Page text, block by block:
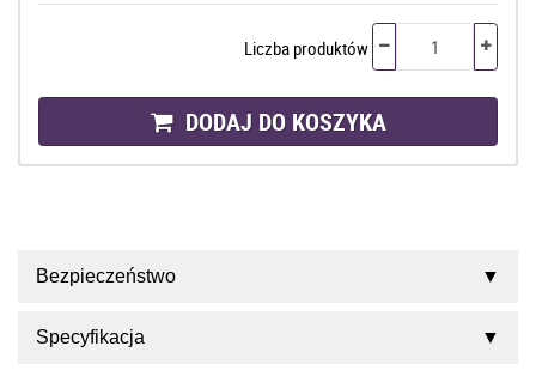
Liczba produktów
DODAJ DO KOSZYKA
Bezpieczeństwo
Specyfikacja